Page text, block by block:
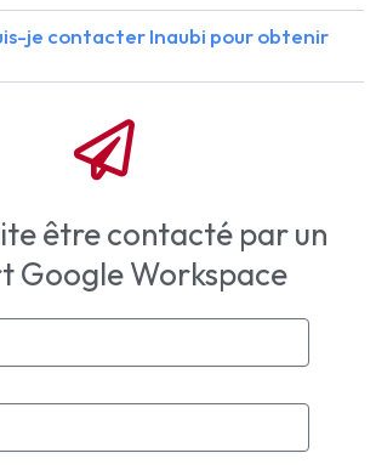
je contacter Inaubi pour obtenir
être contacté par un
Google Workspace